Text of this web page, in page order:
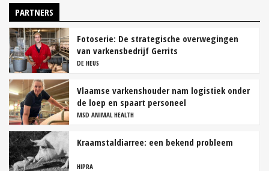
PARTNERS
Fotoserie: De strategische overwegingen
van varkensbedrijf Gerrits
DE HEUS
Vlaamse varkenshouder nam logistiek onder
de loep en spaart personeel
MSD ANIMAL HEALTH
Kraamstaldiarree: een bekend probleem
HIPRA